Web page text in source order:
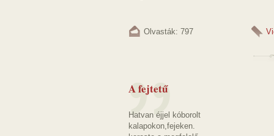
Olvasták: 797
A fejtetű
Hatvan éjjel kóborolt
kalapokon,fejeken.